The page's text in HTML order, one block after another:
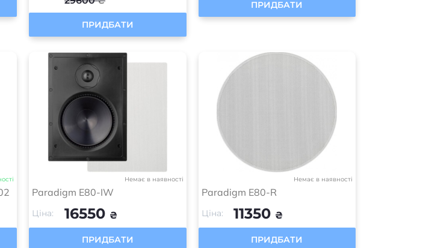
ПРИДБАТИ
ПРИДБАТИ
Немає в наявності
Paradigm E80-IW
Ціна: 16550 ₴
ПРИДБАТИ
Немає в наявності
Paradigm E80-R
Ціна: 11350 ₴
ПРИДБАТИ